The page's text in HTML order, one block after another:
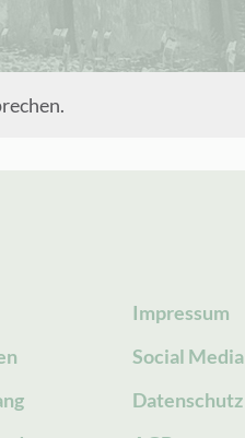
Impressum
Social Media
Datenschutz